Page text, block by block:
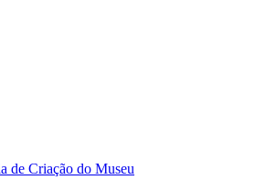
de Criação do Museu